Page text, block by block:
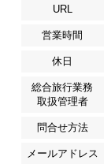
URL
営業時間
休日
総合旅行業務
取扱管理者
問合せ方法
メールアドレス